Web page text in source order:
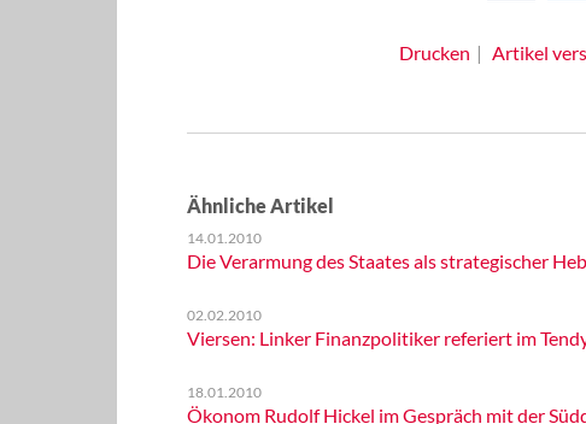
Drucken Artikel
Ähnliche Artikel
14.01.2010
Die Verarmung des Staates als strategischer
02.02.2010
Viersen: Linker Finanzpolitiker referiert im
18.01.2010
Ökonom Rudolf Hickel im Gespräch mit der